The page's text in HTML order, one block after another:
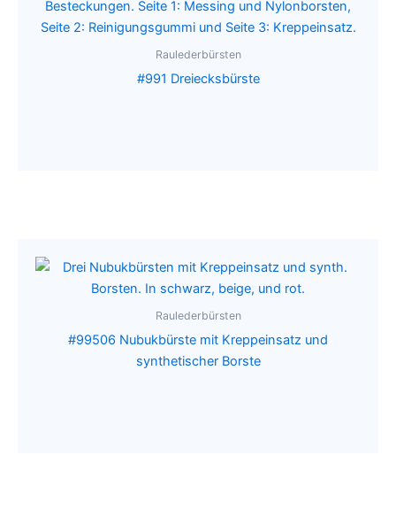
Raulederbürsten
#991 Dreiecksbürste
Raulederbürsten
#99506 Nubukbürste mit Kreppeinsatz und
synthetischer Borste